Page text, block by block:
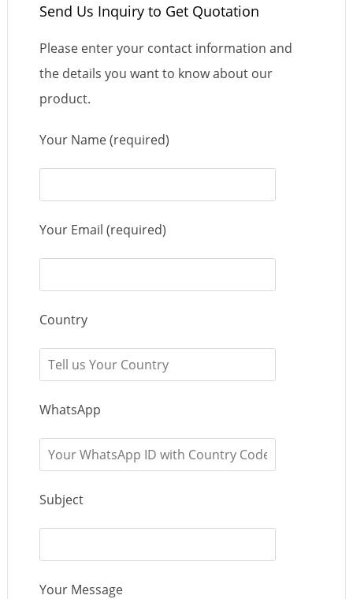
Send Us Inquiry to Get Quotation
Please enter your contact information and
the details you want to know about our
product.
Your Name (required)
Your Email (required)
Country
WhatsApp
Subject
Your Message